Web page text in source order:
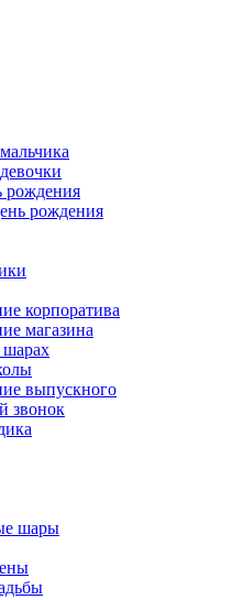
рождения
рождения
корпоратива
магазина
шарах
выпускного
звонок
шары